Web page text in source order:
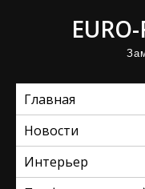
Главная
Новости
Интерьер